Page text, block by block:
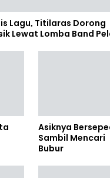
Lagu, Titilaras Dorong
Lewat Lomba Band
Asiknya
Sambil Mencari
Bubur